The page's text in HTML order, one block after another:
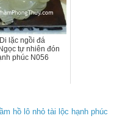
lặc ngồi đá
tự nhiên đón
phúc N056
hồ lô nhỏ tài lộc hạnh phúc